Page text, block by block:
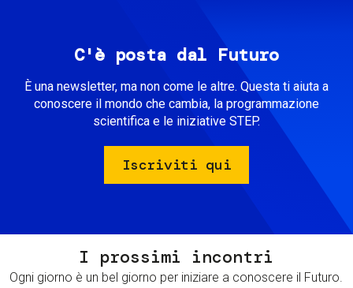
C'è posta dal Futuro
È una newsletter, ma non come le altre. Questa ti aiuta a
conoscere il mondo che cambia, la programmazione
scientifica e le iniziative STEP.
Iscriviti qui
I prossimi incontri
Ogni giorno è un bel giorno per iniziare a conoscere il Futuro.